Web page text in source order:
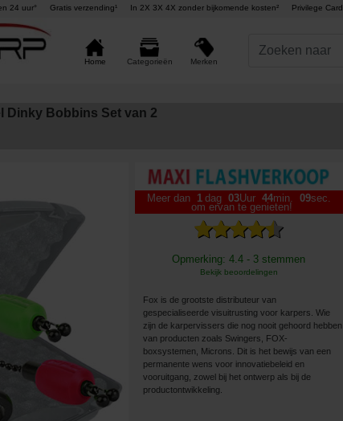
24 uur° Gratis verzending¹ In 2X 3X 4X zonder bijkomende kosten² Privilege Card
Home Categorieën Merken
Dinky Bobbins Set van 2
Meer dan 1 dag 03Uur 44min. 07sec.
om ervan te genieten!
Opmerking: 4.4 - 3 stemmen
Bekijk beoordelingen
Fox is de grootste distributeur van
gespecialiseerde visuitrusting voor karpers. Wie
zijn de karpervissers die nog nooit gehoord hebben
van producten zoals Swingers, FOX-
boxsystemen, Microns. Dit is het bewijs van een
permanente wens voor innovatiebeleid en
vooruitgang, zowel bij het ontwerp als bij de
productontwikkeling.